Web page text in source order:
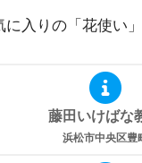
に入りの「花使い
藤田いけばな
浜松市中央区豊